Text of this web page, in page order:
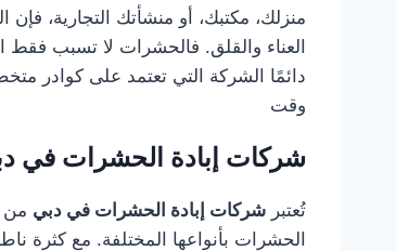
منزلك، مكتبك، أو منشأتك التجارية،
العناء والقلق. فالحشرات لا تسبب فقط
دائمًا الشركة التي تعتمد على كوادر
وقت
شركات إبادة الحشرات في
تُعتبرشركات إبادة الحشرات في دبي من
الحشرات بأنواعها المختلفة. مع كثرة